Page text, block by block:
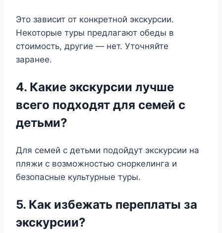
Это зависит от конкретной экскурсии.
Некоторые туры предлагают обеды в
стоимость, другие — нет. Уточняйте
заранее.
4. Какие экскурсии лучше
всего подходят для семей с
детьми?
Для семей с детьми подойдут экскурсии на
пляжи с возможностью сноркелинга и
безопасные культурные туры.
5. Как избежать переплаты за
экскурсии?